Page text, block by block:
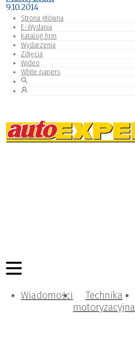
Strona główna
E-Wydania
Katalog firm
Wydarzenia
Zdjęcia
Wideo
White papers
Wiadomości
Technika
motoryzacyjna
9.10.2014